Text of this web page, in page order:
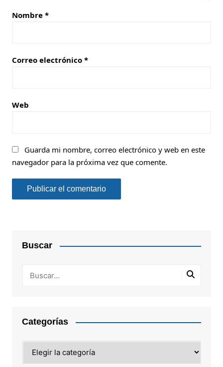
Nombre *
Correo electrónico *
Web
Guarda mi nombre, correo electrónico y web en este
navegador para la próxima vez que comente.
Buscar
Categorías